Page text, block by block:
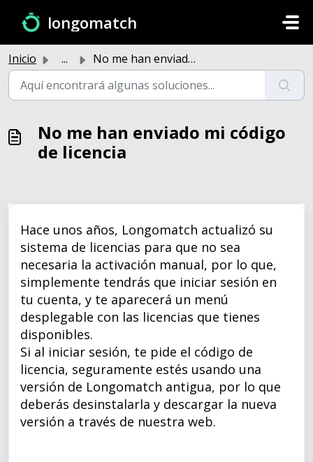
longomatch
Inicio ... No me han enviado mi código de licencia
No me han enviado mi código
de licencia
Hace unos años, Longomatch actualizó su
sistema de licencias para que no sea
necesaria la activación manual, por lo que,
simplemente tendrás que iniciar sesión en
tu cuenta, y te aparecerá un menú
desplegable con las licencias que tienes
disponibles.
Si al iniciar sesión, te pide el código de
licencia, seguramente estés usando una
versión de Longomatch antigua, por lo que
deberás desinstalarla y descargar la nueva
versión a través de nuestra web.